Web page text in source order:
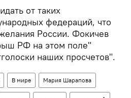
от таких
федераций, что
России. Фокичев
РФ на этом поле"
наших просчетов".
В мире Мария Шарапова